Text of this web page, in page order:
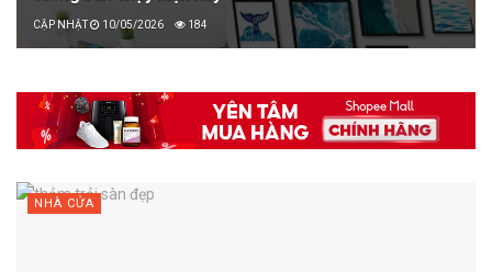
10/05/2026 184
NHÀ CỬA